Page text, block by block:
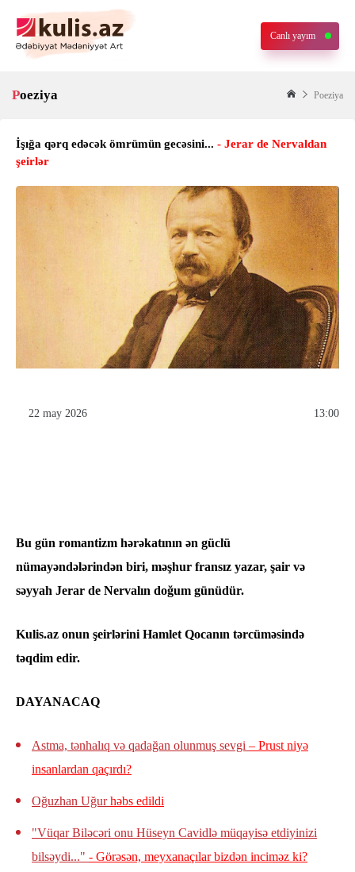
Canlı yayım
Poeziya Poeziya
İşığa qərq edəcək ömrümün gecəsini... - Jerar de Nervaldan
şeirlər
22 may 2026 13:00
Bu gün romantizm hərəkatının ən güclü
nümayəndələrindən biri, məşhur fransız yazar, şair və
səyyah Jerar de Nervalın doğum günüdür.
Kulis.az onun şeirlərini Hamlet Qocanın tərcüməsində
təqdim edir.
DAYANACAQ
Astma, tənhalıq və qadağan olunmuş sevgi – Prust niyə
insanlardan qaçırdı?
Oğuzhan Uğurhəbs edildi
"Vüqar Biləcəri onu Hüseyn Cavidlə müqayisə etdiyinizi
bilsəydi..." - Görəsən, meyxanaçılar bizdən inciməz ki?